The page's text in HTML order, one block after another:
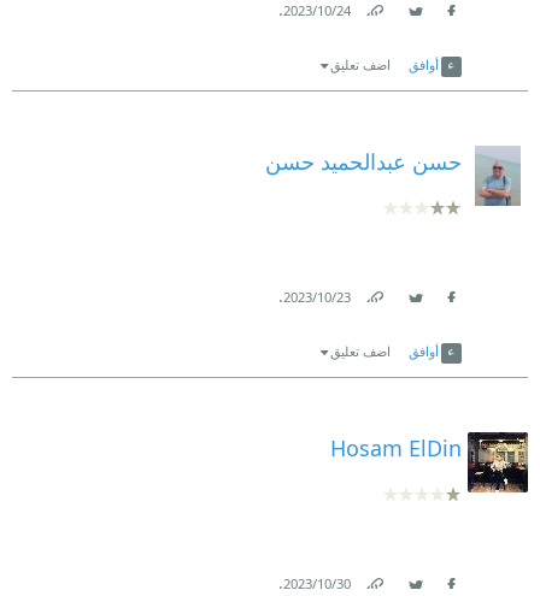
24‏/10‏/2023
.
أوافق اضف تعليق
حسن عبدالحميد حسن
23‏/10‏/2023
.
أوافق اضف تعليق
Hosam ElDin
30‏/10‏/2023
.